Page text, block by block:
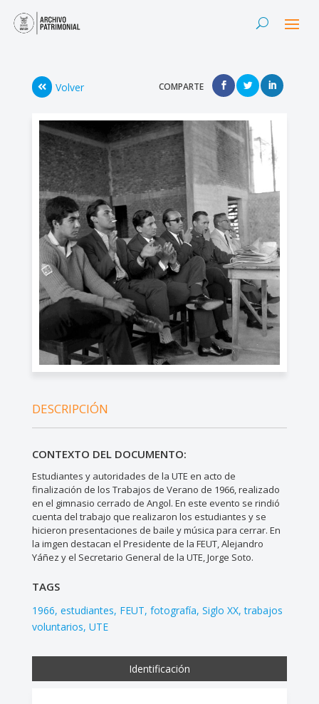
Volver COMPARTE
DESCRIPCIÓN
CONTEXTO DEL DOCUMENTO:
Estudiantes y autoridades de la UTE en acto de
finalización de los Trabajos de Verano de 1966, realizado
en el gimnasio cerrado de Angol. En este evento se rindió
cuenta del trabajo que realizaron los estudiantes y se
hicieron presentaciones de baile y música para cerrar. En
la imgen destacan el Presidente de la FEUT, Alejandro
Yáñez y el Secretario General de la UTE, Jorge Soto.
TAGS
1966 estudiantes FEUT fotografía Siglo XX trabajos
voluntarios UTE
Identificación